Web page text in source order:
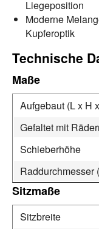
Liegeposition
Moderne
Kupferoptik
Technische
Maße
Aufgebaut (L x H
Gefaltet mit
Schieberhöhe
Raddurchmesser
Sitzmaße
Sitzbreite